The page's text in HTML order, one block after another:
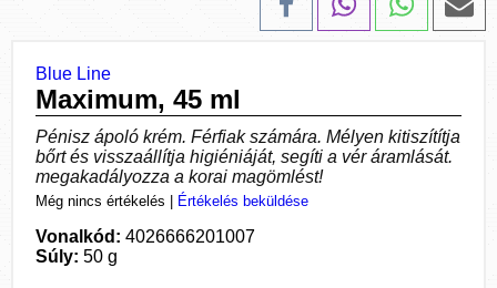
Blue Line
Maximum, 45 ml
Pénisz ápoló krém. Férfiak számára. Mélyen kitiszítítja
bőrt és visszaállítja higiéniáját, segíti a vér áramlását.
megakadályozza a korai magömlést!
Még nincs értékelés Értékelés beküldése
Vonalkód: 4026666201007
Súly: 50 g